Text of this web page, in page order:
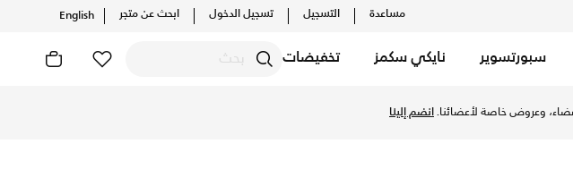
مساعدة التسجيل تسجيل الدخول ابحث عن متجر English
سبورتسوير نايكي سكمز تخفيضات
وعروض خاصة لأعضائنا.انضم إلينا